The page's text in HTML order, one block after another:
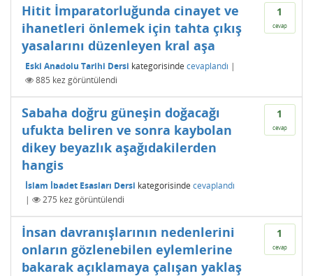
1
cevap
Hitit İmparatorluğunda cinayet ve
ihanetleri önlemek için tahta çıkış
yasalarını düzenleyen kral aşa
Eski Anadolu Tarihi Dersi kategorisinde cevaplandı |
885 kez görüntülendi
1
cevap
Sabaha doğru güneşin doğacağı
ufukta beliren ve sonra kaybolan
dikey beyazlık aşağıdakilerden
hangis
İslam İbadet Esasları Dersi kategorisinde cevaplandı
|
275 kez görüntülendi
1
cevap
İnsan davranışlarının nedenlerini
onların gözlenebilen eylemlerine
bakarak açıklamaya çalışan yaklaş